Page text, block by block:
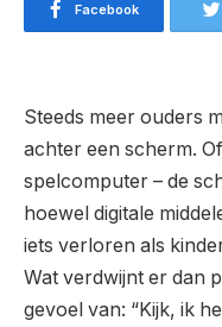
Facebook
Steeds meer ouders
achter een scherm.
spelcomputer – de
hoewel digitale
iets verloren als
Wat verdwijnt er dan
gevoel van: “Kijk, ik